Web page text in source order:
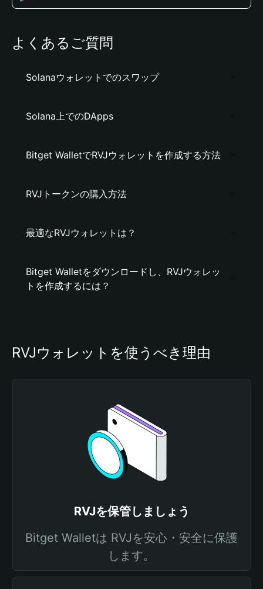
よくあるご質問
Solanaウォレットでのスワップ
Solana上でのDApps
Bitget WalletでRVJウォレットを作成する方法
RVJトークンの購入方法
最適なRVJウォレットは？
Bitget Walletをダウンロードし、RVJウォレッ
トを作成するには？
RVJウォレットを使うべき理由
RVJを保管しましょう
Bitget Walletは RVJを安心・安全に保護
します。